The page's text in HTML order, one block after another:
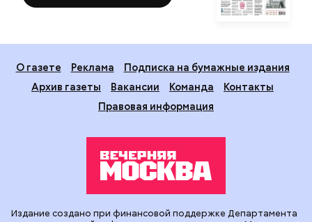
О газете Реклама
Подписка на бумажные издания
Архив газеты
Вакансии Команда
Контакты
Правовая информация
Издание создано при финансовой поддержке Департамента